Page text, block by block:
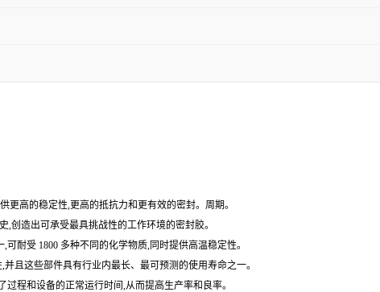
高的稳定性,更高的抵抗力和更有效的密封。周期。
创造出可承受最具挑战性的工作环境的密封胶。
耐受 1800 多种不同的化学物质,同时提供高温稳定性。
且这些部件具有行业内最长、最可预测的使用寿命之一。
程和设备的正常运行时间,从而提高生产率和良率。